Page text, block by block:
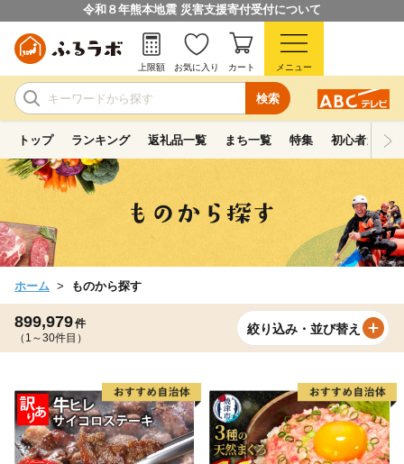
令和８年熊本地震 災害支援寄付受付について
検索
上限額 お気に入り カート メニュー
トップ ランキング 返礼品一覧 まち一覧 特集 初心者ガイド
ホーム ものから探す
899,979件
（1～30件目）
絞り込み・並び替え